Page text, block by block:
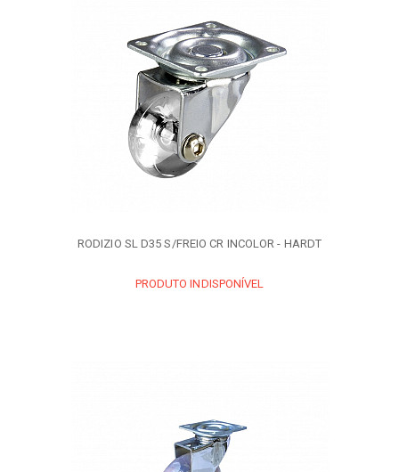
RODIZIO SL D35 S/FREIO CR INCOLOR - HARDT
PRODUTO INDISPONÍVEL